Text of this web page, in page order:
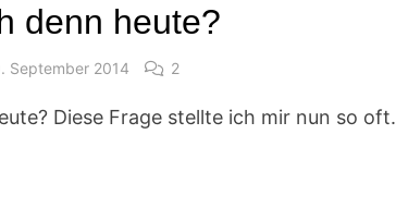
denn heute?
September 2014 2
Diese Frage stellte ich mir nun so oft.